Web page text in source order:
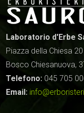
Laboratorio d'Erbe
Piazza della Chiesa 20
Bosco Chiesanuova,
Telefono: 045 705
Email: